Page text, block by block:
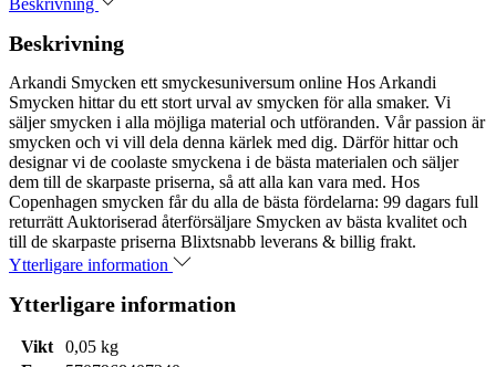
Beskrivning
Arkandi Smycken ett smyckesuniversum online Hos Arkandi
Smycken hittar du ett stort urval av smycken för alla smaker. Vi
säljer smycken i alla möjliga material och utföranden. Vår passion är
smycken och vi vill dela denna kärlek med dig. Därför hittar och
designar vi de coolaste smyckena i de bästa materialen och säljer
dem till de skarpaste priserna, så att alla kan vara med. Hos
Copenhagen smycken får du alla de bästa fördelarna: 99 dagars full
returrätt Auktoriserad återförsäljare Smycken av bästa kvalitet och
till de skarpaste priserna Blixtsnabb leverans & billig frakt.
Ytterligare information
Ytterligare information
Vikt
0,05 kg